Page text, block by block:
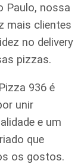
Paulo, nossa
mais clientes
no delivery
pizzas.
936 é
unir
e um
que
os gostos.